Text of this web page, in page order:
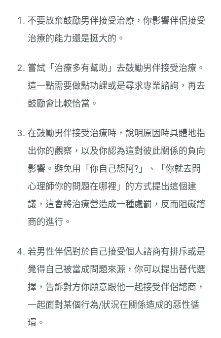
不要放棄鼓勵男伴接受治療，你影響伴侶接受
治療的能力還是挺大的。
嘗試「治療多有幫助」去鼓勵男伴接受治療。
這一點需要做點功課或是尋求專業諮詢，再去
鼓勵會比較恰當。
在鼓勵男伴接受治療時，說明原因時具體地指
出你的觀察，以及你認為這對彼此關係的負向
影響。避免用「你自己想阿?」、「你就去問
心理師你的問題在哪裡」的方式提出這個建
議，這會將治療營造成一種處罰，反而阻礙諮
商的進行。
若男性伴侶對於自己接受個人諮商有排斥或是
覺得自己被當成問題來源，你可以提出替代選
擇，告訴對方你願意跟他一起接受伴侶諮商，
一起面對某個行為/狀況在關係造成的惡性循
環。